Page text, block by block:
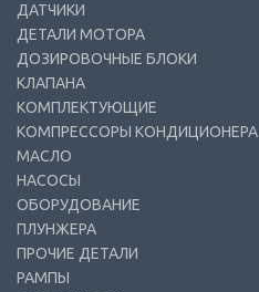
ДАТЧИКИ
ДЕТАЛИ МОТОРА
ДОЗИРОВОЧНЫЕ БЛОКИ
КЛАПАНА
КОМПЛЕКТУЮЩИЕ
КОМПРЕССОРЫ КОНДИЦИОНЕРА
МАСЛО
НАСОСЫ
ОБОРУДОВАНИЕ
ПЛУНЖЕРА
ПРОЧИЕ ДЕТАЛИ
РАМПЫ